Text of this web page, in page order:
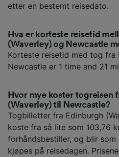
etter en bestemt reisedato.
Hva er korteste reisetid
(Waverley) og Newcastle
Korteste reisetid med tog fra
Newcastle er 1 time and 21
Hvor mye koster togreisen
(Waverley) til Newcastle?
Togbilletter fra Edinburgh
koste fra så lite som 103,76
forhåndsbestiller, og blir
kjøpes på reisedagen.